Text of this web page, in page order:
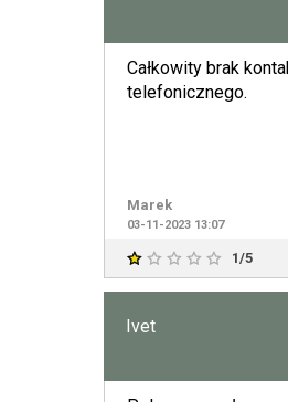
Całkowity brak
telefonicznego.
Marek
03-11-2023 13:07
1/5
Ivet